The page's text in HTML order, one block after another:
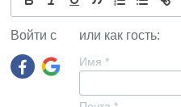
Войти с или как гость:
Имя *